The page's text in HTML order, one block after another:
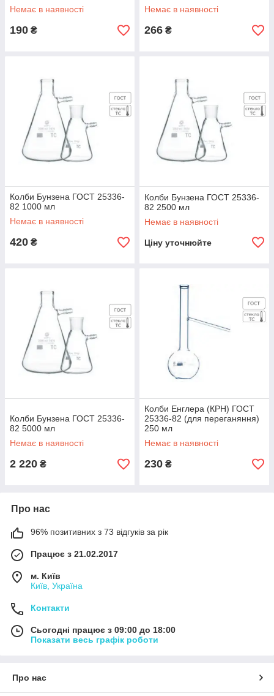
Немає в наявності
190 ₴
Немає в наявності
266 ₴
Колби Бунзена ГОСТ 25336-
82 1000 мл
Немає в наявності
420 ₴
Колби Бунзена ГОСТ 25336-
82 2500 мл
Немає в наявності
Ціну уточнюйте
Колби Бунзена ГОСТ 25336-
82 5000 мл
Немає в наявності
2 220 ₴
Колби Енглера (КРН) ГОСТ
25336-82 (для переганяння)
250 мл
Немає в наявності
230 ₴
Про нас
96% позитивних з 73 відгуків за рік
Працює з 21.02.2017
м. Київ
Київ, Україна
Контакти
Сьогодні працює з 09:00 до 18:00
Показати весь графік роботи
Про нас